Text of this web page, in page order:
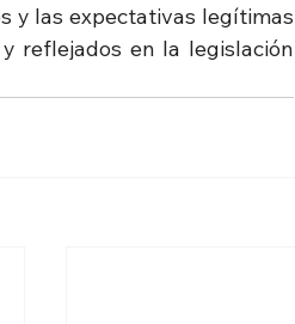
y las expectativas legítimas
reflejados en la legislación